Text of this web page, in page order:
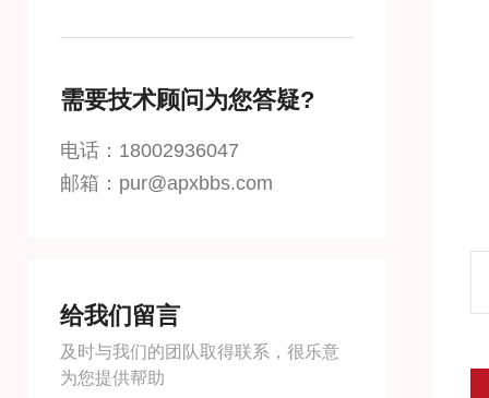
需要技术顾问为您答疑?
电话：18002936047
邮箱：pur@apxbbs.com
给我们留言
及时与我们的团队取得联系，很乐意
为您提供帮助